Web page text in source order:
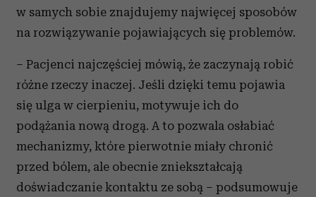
w samych sobie znajdujemy najwięcej sposobów
na rozwiązywanie pojawiających się problemów.
– Pacjenci najczęściej mówią, że zaczynają robić
różne rzeczy inaczej. Jeśli dzięki temu pojawia
się ulga w cierpieniu, motywuje ich do
podążania nową drogą. A to pozwala osłabiać
mechanizmy, które pierwotnie miały chronić
przed bólem, ale obecnie zniekształcają
doświadczanie kontaktu ze sobą – podsumowuje